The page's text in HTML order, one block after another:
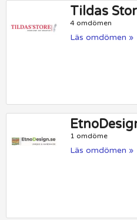
Tildas
4 omdömen
Läs omdömen »
1 omdöme
Läs omdömen »